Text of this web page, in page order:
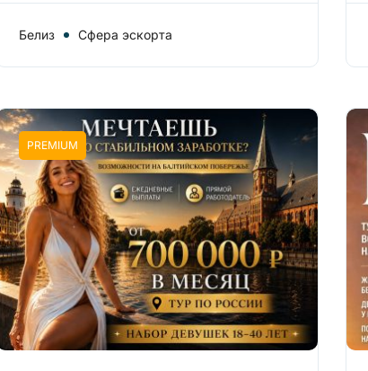
Белиз Сфера эскорта
PREMIUM